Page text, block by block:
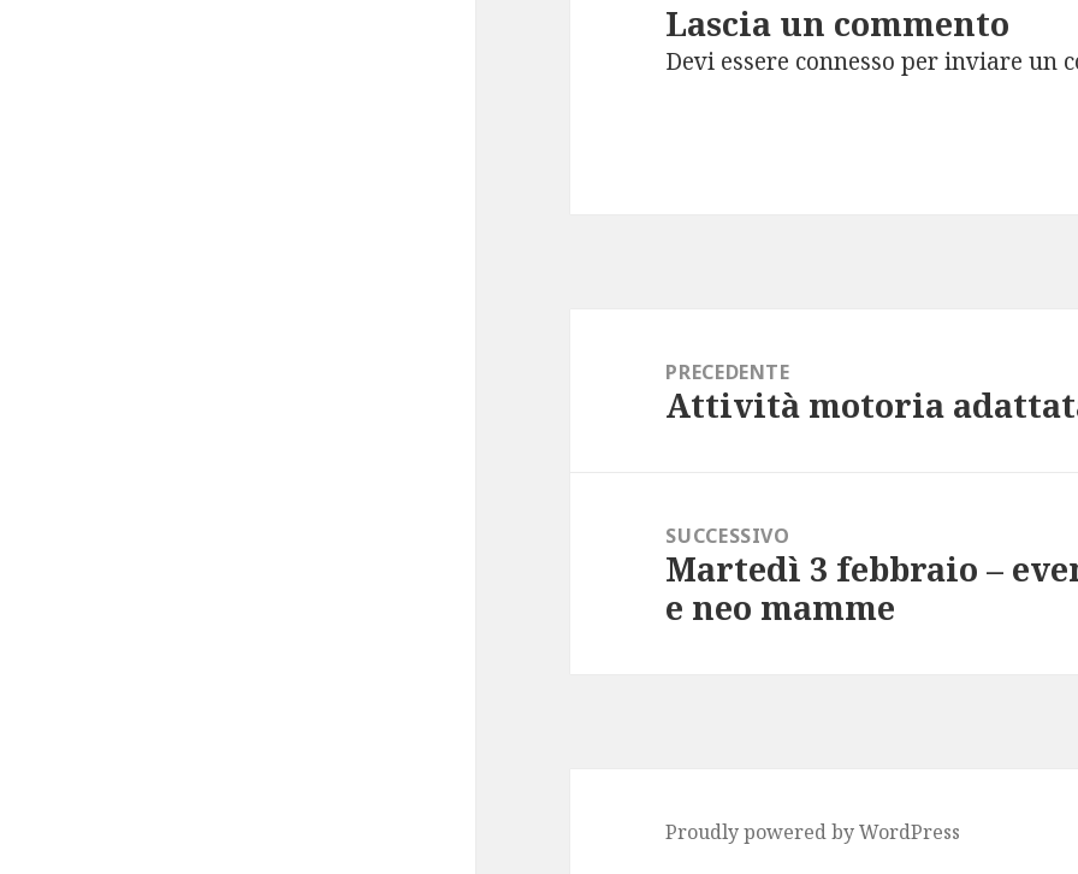
Lascia un commento
Devi essere connesso per inviare un
PRECEDENTE
Articolo
Attività motoria
SUCCESSIVO
Articolo
successivo:
Martedì 3 febbraio –
e neo mamme
Proudly powered by WordPress